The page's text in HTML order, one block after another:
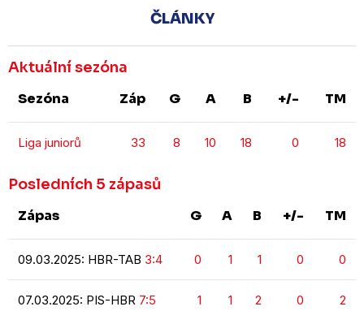
ČLÁNKY
Aktuální sezóna
Sezóna Záp G A B +/- TM
Liga juniorů 33 8 10 18 0 18
Posledních 5 zápasů
Zápas G A B +/- TM
09.03.2025: HBR-TAB 3:4 0 1 1 0 0
07.03.2025: PIS-HBR 7:5 1 1 2 0 2